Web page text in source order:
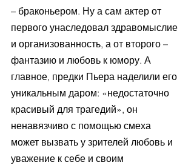
– браконьером. Ну а сам актер от
первого унаследовал здравомыслие
и организованность, а от второго –
фантазию и любовь к юмору. А
главное, предки Пьера наделили его
уникальным даром: «недостаточно
красивый для трагедий», он
ненавязчиво с помощью смеха
может вызвать у зрителей любовь и
уважение к себе и своим